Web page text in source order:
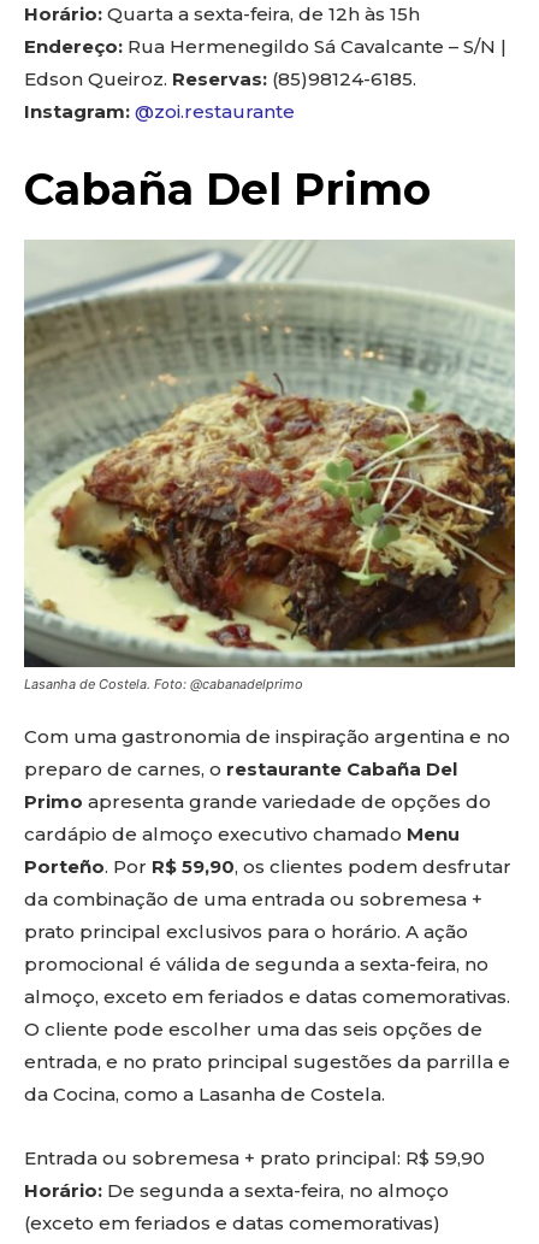
Horário: Quarta a sexta-feira, de 12h às 15h
Endereço: Rua Hermenegildo Sá Cavalcante – S/N |
Edson Queiroz. Reservas: (85)98124-6185.
Instagram: @zoi.restaurante
Cabaña Del Primo
Lasanha de Costela. Foto: @cabanadelprimo
Com uma gastronomia de inspiração argentina e no
preparo de carnes, o restaurante Cabaña Del
Primo apresenta grande variedade de opções do
cardápio de almoço executivo chamado Menu
Porteño. Por R$ 59,90, os clientes podem desfrutar
da combinação de uma entrada ou sobremesa +
prato principal exclusivos para o horário. A ação
promocional é válida de segunda a sexta-feira, no
almoço, exceto em feriados e datas comemorativas.
O cliente pode escolher uma das seis opções de
entrada, e no prato principal sugestões da parrilla e
da Cocina, como a Lasanha de Costela.
Entrada ou sobremesa + prato principal: R$ 59,90
Horário: De segunda a sexta-feira, no almoço
(exceto em feriados e datas comemorativas)